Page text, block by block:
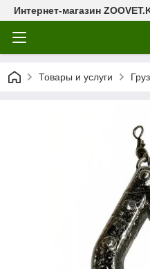
Интернет-магазин
Товары и услуги